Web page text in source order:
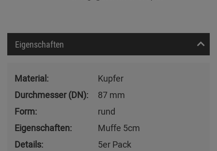
Eigenschaften
Material:
Kupfer
Durchmesser (DN):
87 mm
Form:
rund
Eigenschaften:
Muffe 5cm
Details:
5er Pack